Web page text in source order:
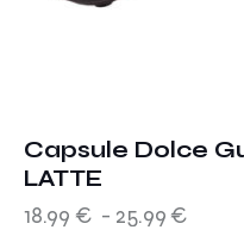
Capsule Dolce
LATTE
18.99 € - 25.99 €